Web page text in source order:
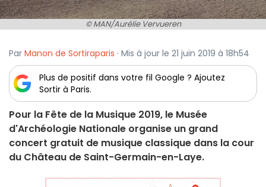
© MAN/Aurélie Vervueren
Par Manon de Sortiraparis · Mis à jour le 21 juin 2019 à 18h54
Plus de positif dans votre fil Google ? Ajoutez
Sortir à Paris.
Pour la Fête de la Musique 2019, le Musée
d'Archéologie Nationale organise un grand
concert gratuit de musique classique dans la cour
du Château de Saint-Germain-en-Laye.